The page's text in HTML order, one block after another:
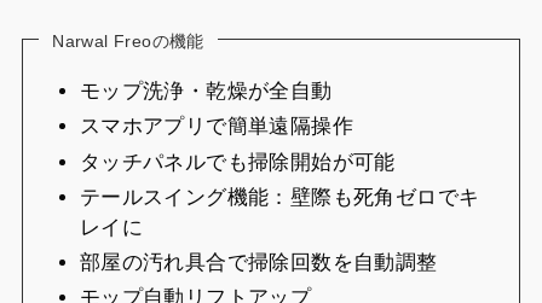
Narwal Freoの機能
モップ洗浄・乾燥が全自動
スマホアプリで簡単遠隔操作
タッチパネルでも掃除開始が可能
テールスイング機能：壁際も死角ゼロでキ
レイに
部屋の汚れ具合で掃除回数を自動調整
モップ自動リフトアップ